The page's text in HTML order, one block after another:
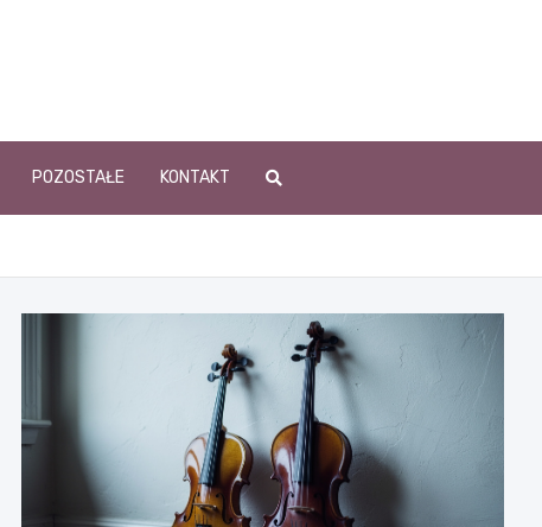
POZOSTAŁE KONTAKT